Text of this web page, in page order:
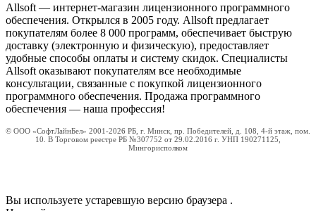
Allsoft — интернет-магазин лицензионного программного
обеспечения. Открылся в 2005 году. Allsoft предлагает
покупателям более 8 000 программ, обеспечивает быструю
доставку (электронную и физическую), предоставляет
удобные способы оплаты и систему скидок. Специалисты
Allsoft оказывают покупателям все необходимые
консультации, связанные с покупкой лицензионного
программного обеспечения. Продажа программного
обеспечения — наша профессия!
© ООО «СофтЛайнБел» 2001-2026 РБ, г. Минск, пр. Победителей, д. 108, 4-й этаж, пом.
10. В Торговом реестре РБ №307752 от 29.02.2016 г. УНП 190271125,
Мингорисполком
Вы используете устаревшую версию браузера .